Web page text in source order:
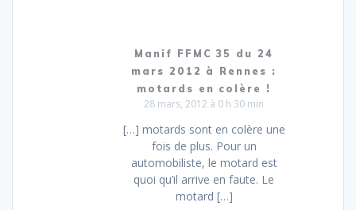
Manif FFMC 35 du 24
mars 2012 à Rennes :
motards en colère !
28 mars, 2012 à 0 h 30 min
[…] motards sont en colère une
fois de plus. Pour un
automobiliste, le motard est
quoi qu’il arrive en faute. Le
motard […]